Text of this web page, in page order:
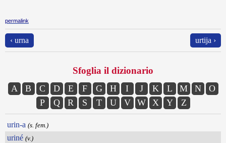
permalink
‹ urna urtija ›
Sfoglia il dizionario
A B C D E F G H I J K L M N
O
P
Q R S T U V W X Y Z
urin-a (s. fem.)
uriné (v.)